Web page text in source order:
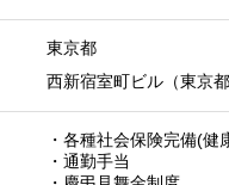
東京都
西新宿室町ビル（東京
・各種社会保険完備(
・通勤手当